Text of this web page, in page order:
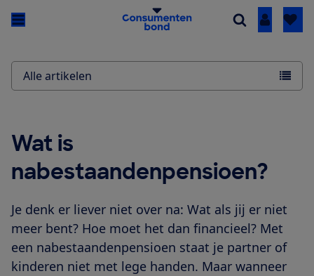
Inloggen
Wat is
nabestaandenpensioen?
Je denk er liever niet over na: Wat als jij er niet
meer bent? Hoe moet het dan financieel? Met
een nabestaandenpensioen staat je partner of
kinderen niet met lege handen. Maar wanneer
Alle artikelen